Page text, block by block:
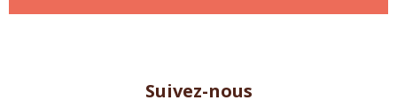
Suivez-nous